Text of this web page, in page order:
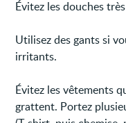
Évitez les douches
Utilisez des gants si
irritants.
Évitez les vêtements
grattent. Portez